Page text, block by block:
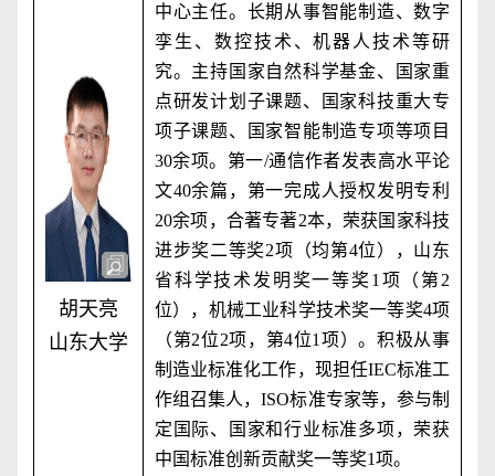
胡天亮
山东大学
中心主任。长期从事智能制造、数字
孪生、数控技术、机器人技术等研
究。主持国家自然科学基金、国家重
点研发计划子课题、国家科技重大专
项子课题、国家智能制造专项等项目
30余项。第一/通信作者发表高水平论
文40余篇，第一完成人授权发明专利
20余项，合著专著2本，荣获国家科技
进步奖二等奖2项（均第4位），山东
省科学技术发明奖一等奖 1 项（第2
位），机械工业科学技术奖一等奖4项
（第2位2项，第4位1 项）。积极从事
制造业标准化工作，现担任IEC标准工
作组召集人，ISO标准专家等，参与制
定国际、国家和行业标准多项，荣获
中国标准创新贡献奖一等奖1项。